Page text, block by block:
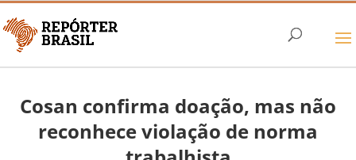
Cosan confirma doação, mas não
reconhece violação de norma